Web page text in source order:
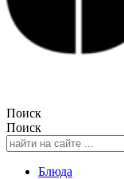
Поиск
Поиск
Блюда